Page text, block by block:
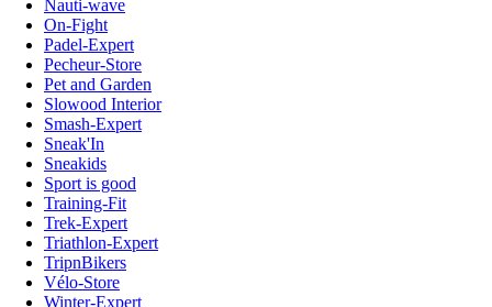
Nauti-wave
On-Fight
Padel-Expert
Pecheur-Store
Pet and Garden
Slowood Interior
Smash-Expert
Sneak'In
Sneakids
Sport is good
Training-Fit
Trek-Expert
Triathlon-Expert
TripnBikers
Vélo-Store
Winter-Expert